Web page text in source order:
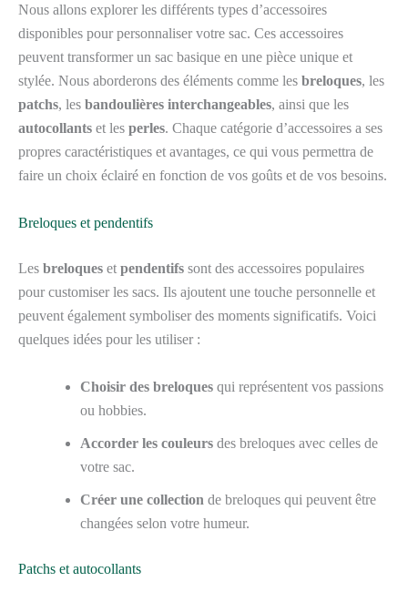
Nous allons explorer les différents types d’accessoires
disponibles pour personnaliser votre sac. Ces accessoires
peuvent transformer un sac basique en une pièce unique et
stylée. Nous aborderons des éléments comme les breloques, les
patchs, les bandoulières interchangeables, ainsi que les
autocollants et les perles. Chaque catégorie d’accessoires a ses
propres caractéristiques et avantages, ce qui vous permettra de
faire un choix éclairé en fonction de vos goûts et de vos besoins.
Breloques et pendentifs
Les breloques et pendentifs sont des accessoires populaires
pour customiser les sacs. Ils ajoutent une touche personnelle et
peuvent également symboliser des moments significatifs. Voici
quelques idées pour les utiliser :
Choisir des breloques qui représentent vos passions
ou hobbies.
Accorder les couleurs des breloques avec celles de
votre sac.
Créer une collection de breloques qui peuvent être
changées selon votre humeur.
Patchs et autocollants